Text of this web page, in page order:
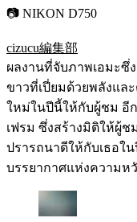
📷 NIKON D750
cizucu編集部
ผลงานที่จับภาพเอมะซึ่
ขาวที่เปี่ยมด้วยพลังแล
ใหม่ในปีนี้ให้กับผู้ชม อี
เฟรม ซึ่งสร้างมิติให้ผู้
ปรารถนาดีให้กับเธอใ
บรรยากาศแห่งความห